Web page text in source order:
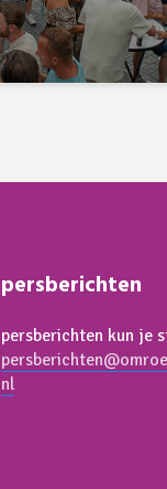
persberichten
persberichten kun je
nl